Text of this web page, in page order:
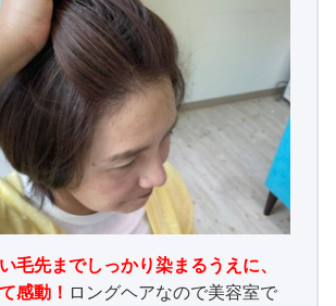
毛先までしっかり染まるうえに、
感動！ ロングヘアなので美容室で